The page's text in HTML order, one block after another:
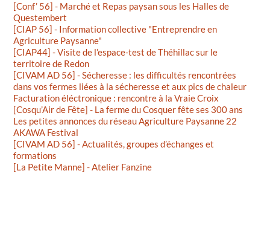
[Conf’ 56] - Marché et Repas paysan sous les Halles de
Questembert
[CIAP 56] - Information collective "Entreprendre en
Agriculture Paysanne"
[CIAP44] - Visite de l’espace-test de Théhillac sur le
territoire de Redon
[CIVAM AD 56] - Sécheresse : les difficultés rencontrées
dans vos fermes liées à la sécheresse et aux pics de chaleur
Facturation éléctronique : rencontre à la Vraie Croix
[Cosqu’Air de Fête] - La ferme du Cosquer fête ses 300 ans
Les petites annonces du réseau Agriculture Paysanne 22
AKAWA Festival
[CIVAM AD 56] - Actualités, groupes d’échanges et
formations
[La Petite Manne] - Atelier Fanzine